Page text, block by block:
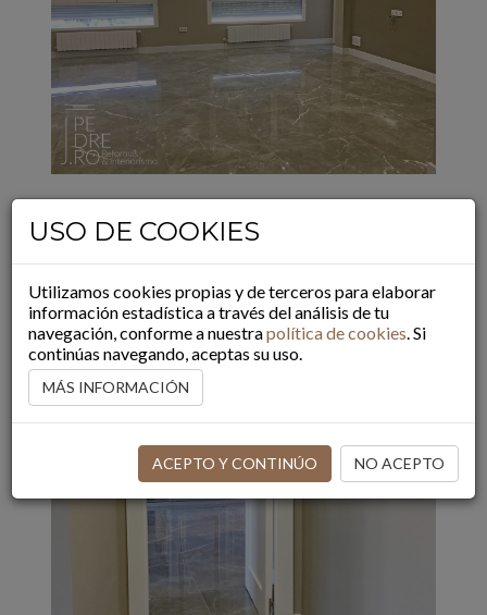
USO DE COOKIES
Utilizamos cookies propias y de terceros para elaborar
información estadística a través del análisis de tu
navegación, conforme a nuestrapolítica de cookies . Si
continúas navegando, aceptas su uso.
MÁS INFORMACIÓN
ACEPTO Y CONTINÚO NO ACEPTO